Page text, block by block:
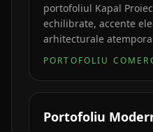
portofoliul Kapal
echilibrate, accente
arhitecturale
PORTOFOLIU
Portofoliu